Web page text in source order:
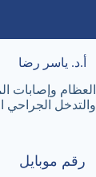
أ.د. ياسر رضا
وإصابات
والتدخل الجراحي
رقم موبايل